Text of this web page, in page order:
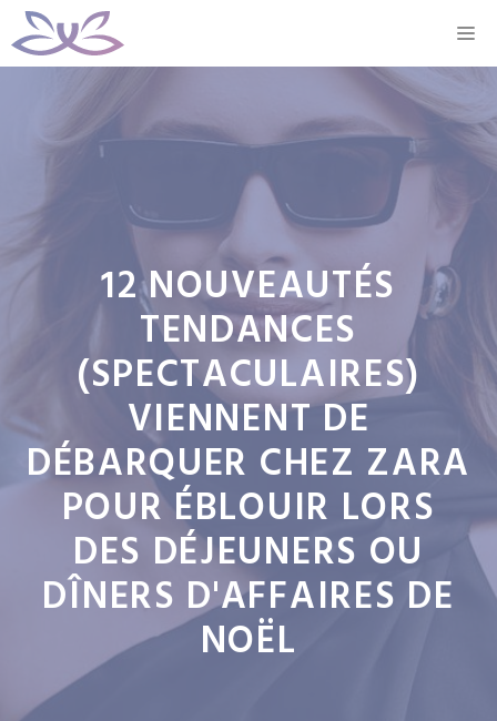
Aller
au
12 NOUVEAUTÉS
TENDANCES
(SPECTACULAIRES)
VIENNENT DE
DÉBARQUER CHEZ ZARA
POUR ÉBLOUIR LORS
DES DÉJEUNERS OU
DÎNERS D'AFFAIRES DE
NOËL